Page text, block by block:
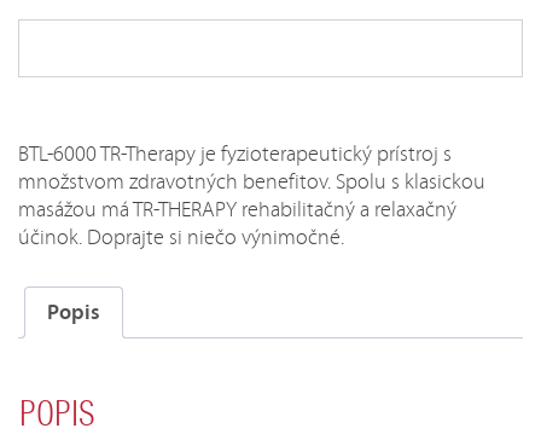
BTL-6000 TR-Therapy je fyzioterapeutický prístroj s
množstvom zdravotných benefitov. Spolu s klasickou
masážou má TR-THERAPY rehabilitačný a relaxačný
účinok. Doprajte si niečo výnimočné.
Popis
POPIS